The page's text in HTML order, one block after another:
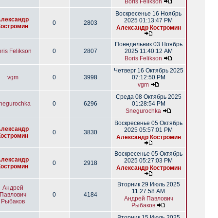
Boris Felikson
0 2803
Воскресенье 16 Ноябрь
2025 01:13:47 PM
Александр Костромин
Felikson 0 2807
Понедельник 03 Ноябрь
2025 11:40:12 AM
Boris Felikson
vgm 0 3998
Четверг 16 Октябрь 2025
07:12:50 PM
vgm
0 6296
Среда 08 Октябрь 2025
01:28:54 PM
Snegurochka
0 3830
Воскресенье 05 Октябрь
2025 05:57:01 PM
Александр Костромин
0 2918
Воскресенье 05 Октябрь
2025 05:27:03 PM
Александр Костромин
Андрей
Павлович
Рыбаков
0 4184
Вторник 29 Июль 2025
11:27:58 AM
Андрей Павлович
Рыбаков